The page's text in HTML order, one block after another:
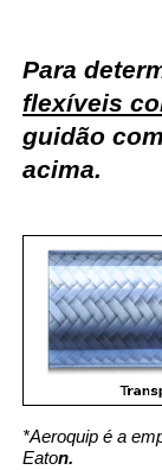
Para
flexíveis
guidão
acima.
*Aeroquip é a
Eaton.